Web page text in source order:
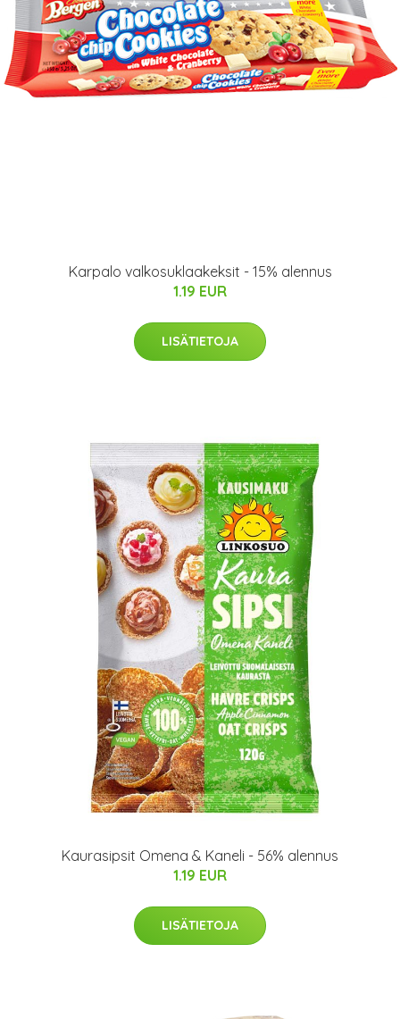
Karpalo valkosuklaakeksit - 15% alennus
1.19 EUR
LISÄTIETOJA
Kaurasipsit Omena & Kaneli - 56% alennus
1.19 EUR
LISÄTIETOJA